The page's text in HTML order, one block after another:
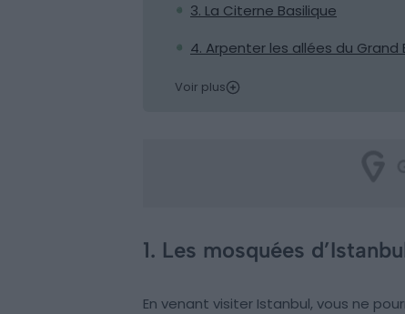
3. La Citerne Basilique
4. Arpenter les allées du Grand
Voir plus
1. Les mosquées
En venant visiter Istanbul, vous ne